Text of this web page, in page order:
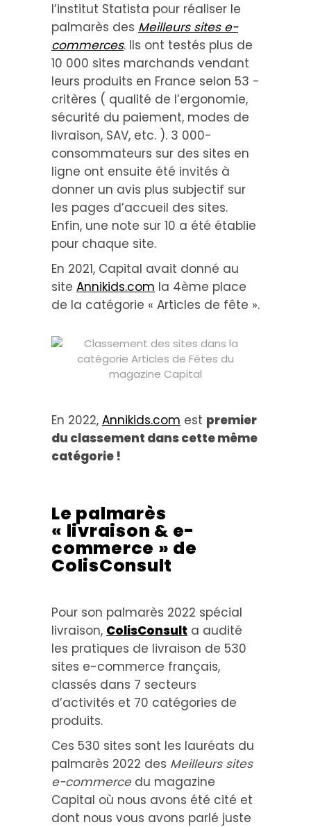
l’institut Statista pour réaliser le
palmarès des Meilleurs sites e-
commerces. Ils ont testés plus de
10 000 sites marchands vendant
leurs produits en France selon 53 ­
critères ( qualité de l’ergonomie,
sécurité du paiement, modes de
livraison, SAV, etc. ). 3 000­
consommateurs sur des sites en
ligne ont ensuite été invités à
donner un avis plus subjectif sur
les pages d’accueil des sites.
Enfin, une note sur 10 a été établie
pour chaque site.
En 2021, Capital avait donné au
site Annikids.com la 4ème place
de la catégorie « Articles de fête ».
En 2022, Annikids.com est premier
du classement dans cette même
catégorie !
Le palmarès
« livraison & e-
commerce » de
ColisConsult
Pour son palmarès 2022 spécial
livraison, ColisConsult a audité
les pratiques de livraison de 530
sites e-commerce français,
classés dans 7 secteurs
d’activités et 70 catégories de
produits.
Ces 530 sites sont les lauréats du
palmarès 2022 des Meilleurs sites
e-commercedu magazine
Capital où nous avons été cité et
dont nous vous avons parlé juste